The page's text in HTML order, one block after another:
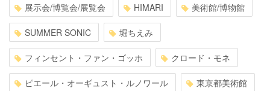
展示会/博覧会/展覧会 HIMARI 美術館/博物館
SUMMER SONIC 堀ちえみ
フィンセント・ファン・ゴッホ クロード・モネ
ピエール・オーギュスト・ルノワール 東京都美術館